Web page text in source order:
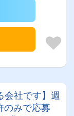
会社です】週
のみで応募